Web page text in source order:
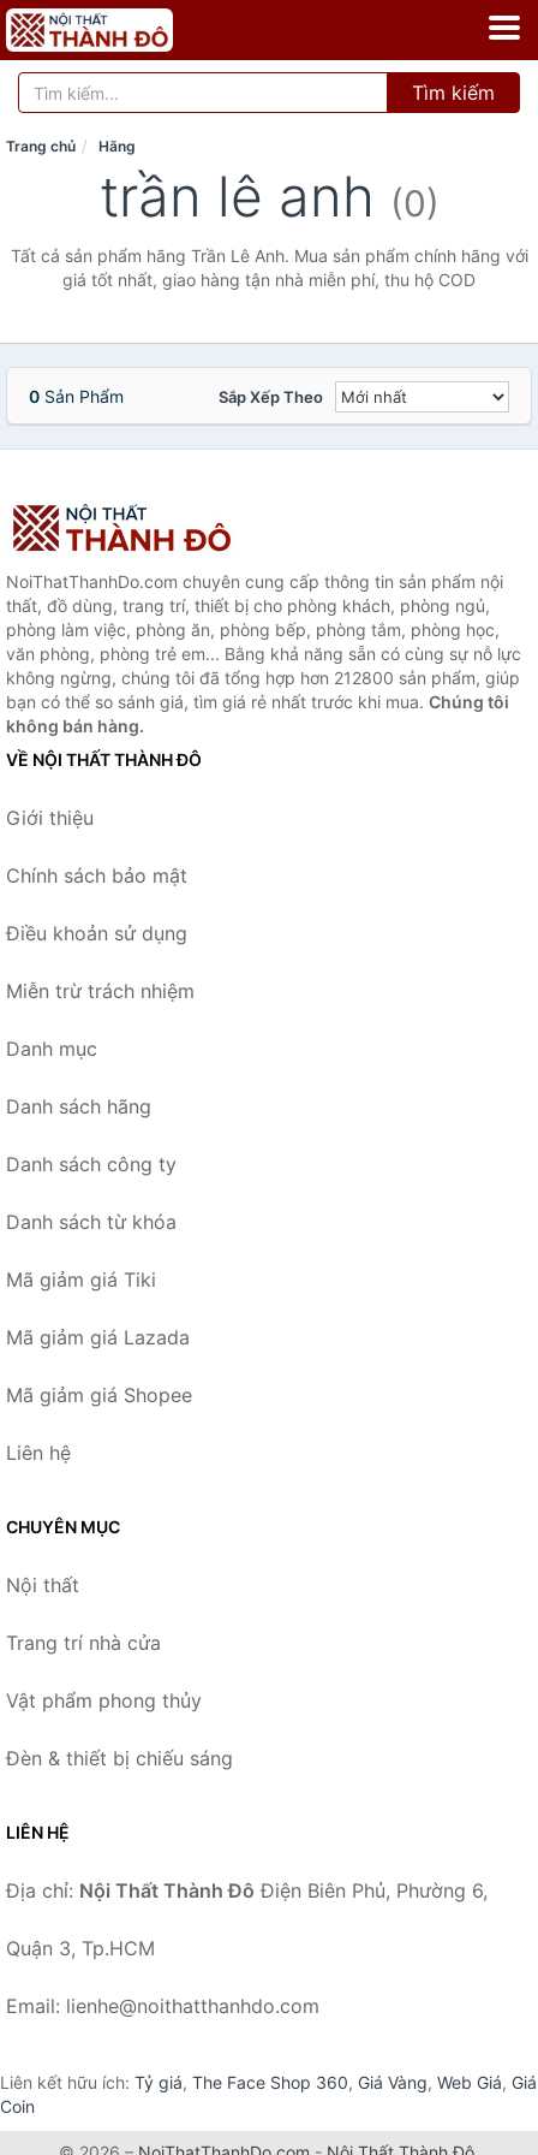
Tìm kiếm
Trang chủ Hãng
trần lê anh (0)
Tất cả sản phẩm hãng Trần Lê Anh. Mua sản phẩm chính hãng với
giá tốt nhất, giao hàng tận nhà miễn phí, thu hộ COD
0 Sản Phẩm Sắp Xếp Theo
NoiThatThanhDo.com chuyên cung cấp thông tin sản phẩm nội
thất, đồ dùng, trang trí, thiết bị cho phòng khách, phòng ngủ,
phòng làm việc, phòng ăn, phòng bếp, phòng tắm, phòng học,
văn phòng, phòng trẻ em... Bằng khả năng sẵn có cùng sự nỗ lực
không ngừng, chúng tôi đã tổng hợp hơn 212800 sản phẩm, giúp
bạn có thể so sánh giá, tìm giá rẻ nhất trước khi mua. Chúng tôi
không bán hàng.
VỀ NỘI THẤT THÀNH ĐÔ
Giới thiệu
Chính sách bảo mật
Điều khoản sử dụng
Miễn trừ trách nhiệm
Danh mục
Danh sách hãng
Danh sách công ty
Danh sách từ khóa
Mã giảm giá Tiki
Mã giảm giá Lazada
Mã giảm giá Shopee
Liên hệ
CHUYÊN MỤC
Nội thất
Trang trí nhà cửa
Vật phẩm phong thủy
Đèn & thiết bị chiếu sáng
LIÊN HỆ
Địa chỉ: Nội Thất Thành Đô Điện Biên Phủ, Phường 6,
Quận 3, Tp.HCM
Email: lienhe@noithatthanhdo.com
Liên kết hữu ích: Tỷ giá, The Face Shop 360, Giá Vàng, Web Giá, Giá
Coin